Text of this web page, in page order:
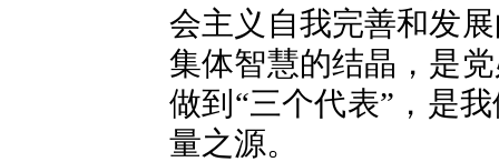
会主义自我完善和发
集体智慧的结晶，是
做到“三个代表”，是
量之源。